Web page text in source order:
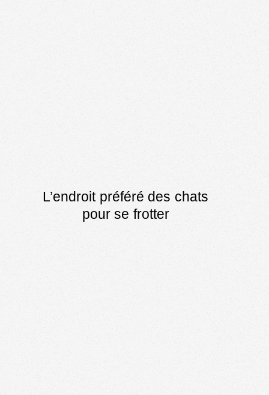
L’endroit préféré des chats
pour se frotter